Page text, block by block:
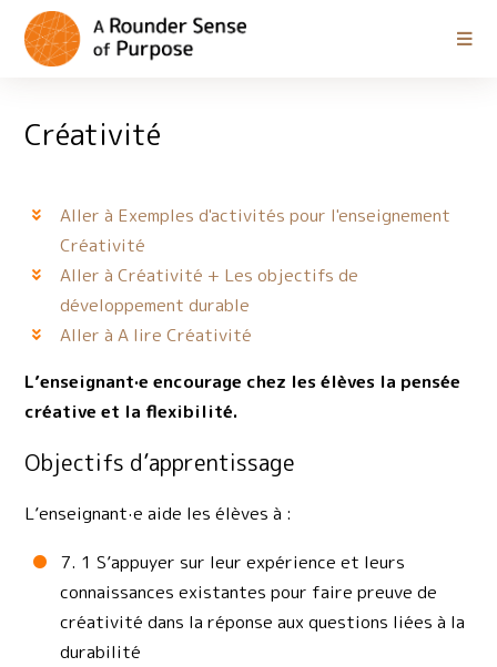
Créativité
Aller à Exemples d'activités pour l'enseignement
Créativité
Aller à Créativité + Les objectifs de
développement durable
Aller à A lire Créativité
L’enseignant·e encourage chez les élèves la pensée
créative et la flexibilité.
Objectifs d’apprentissage
L’enseignant·e aide les élèves à :
7. 1 S’appuyer sur leur expérience et leurs
connaissances existantes pour faire preuve de
créativité dans la réponse aux questions liées à la
durabilité